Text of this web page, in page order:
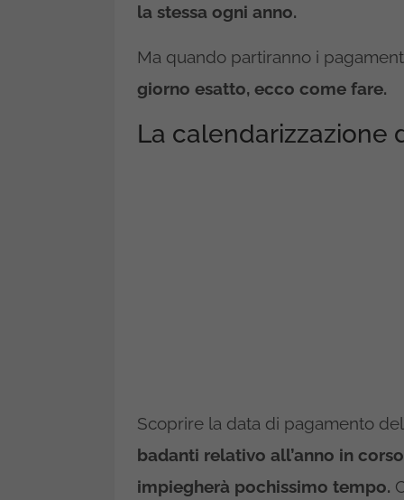
la stessa ogni anno.
Ma quando partiranno i
giorno esatto, ecco come fare.
La calendarizzazione
Scoprire la data di pagamento del
badanti relativo all’anno in
impiegherà pochissimo tempo.